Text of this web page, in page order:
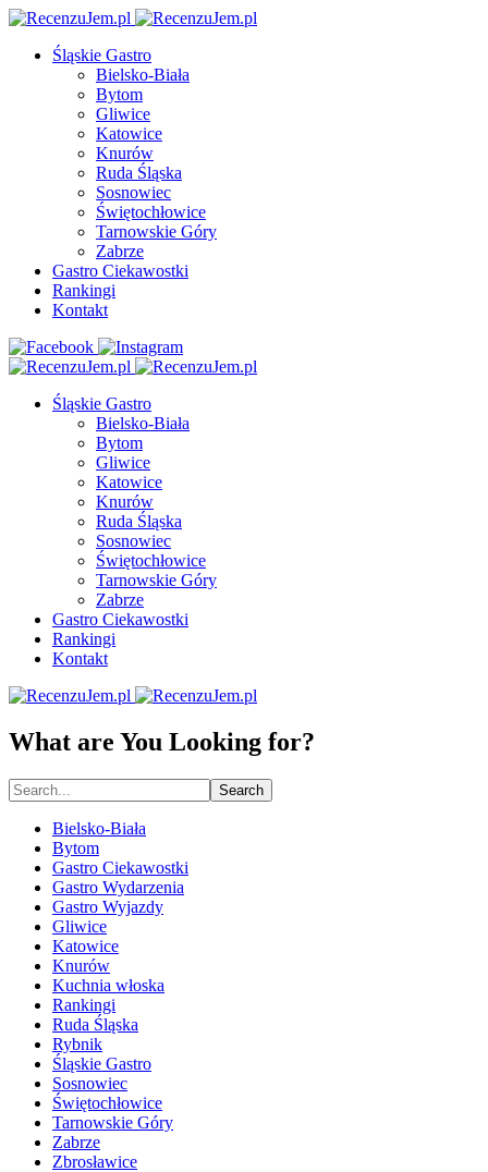
Śląskie Gastro
Bielsko-Biała
Bytom
Gliwice
Katowice
Knurów
Ruda Śląska
Sosnowiec
Świętochłowice
Tarnowskie Góry
Zabrze
Gastro Ciekawostki
Rankingi
Kontakt
Śląskie Gastro
Bielsko-Biała
Bytom
Gliwice
Katowice
Knurów
Ruda Śląska
Sosnowiec
Świętochłowice
Tarnowskie Góry
Zabrze
Gastro Ciekawostki
Rankingi
Kontakt
What are You Looking for?
Search
Bielsko-Biała
Bytom
Gastro Ciekawostki
Gastro Wydarzenia
Gastro Wyjazdy
Gliwice
Katowice
Knurów
Kuchnia włoska
Rankingi
Ruda Śląska
Rybnik
Śląskie Gastro
Sosnowiec
Świętochłowice
Tarnowskie Góry
Zabrze
Zbrosławice